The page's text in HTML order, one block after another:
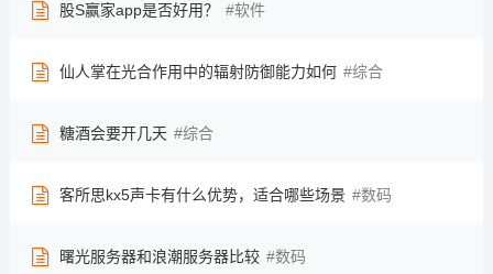
股S赢家app是否好用？ 软件
仙人掌在光合作用中的辐射防御能力如何 综合
糖酒会要开几天 综合
客所思kx5声卡有什么优势，适合哪些场景 数码
曙光服务器和浪潮服务器比较 数码